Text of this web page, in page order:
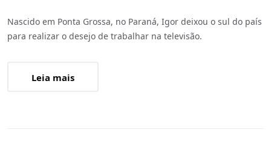
Nascido em Ponta Grossa, no Paraná, Igor deixou o sul do país
para realizar o desejo de trabalhar na televisão.
Leia mais